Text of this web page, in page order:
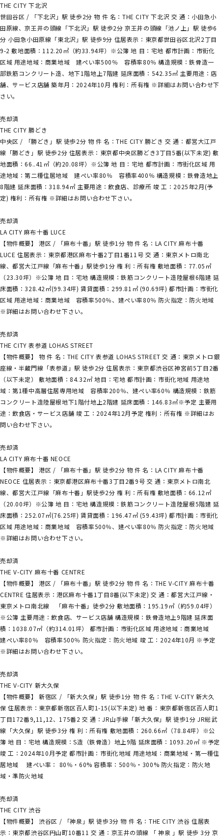
THE CITY 下北沢
世田谷区 / 「下北沢」駅 徒歩2分 物 件 名：THE CITY 下北沢 交 通：小田急小
田原線、京王井の頭線「下北沢」駅 徒歩2分 京王井の頭線「池ノ上」駅 徒歩6
分 小田急小田原線「東北沢」駅 徒歩9分 住居表示：東京都世田谷区北沢2丁目
9-2 敷地面積：112.20㎡（約33.94坪）※公簿 地 目：宅地 都市計画：市街化
区域 用途地域：商業地域 建ぺい率500％ 容積率80％ 構造規模：鉄骨造一
部鉄筋コンクリート造、地下1階地上7階建 延床面積：542.35㎡ 主要用途：店
舗、サービス店舗 築年月：2024年10月 権利：所有権 ※詳細はお問い合わせ下
さい。
売却済
THE CITY 勝どき
中央区 / 「勝どき」駅 徒歩2分 物 件 名：THE CITY 勝どき 交 通：都営大江戸
線「勝どき」駅 徒歩2分 住居表示：東京都中央区勝どき3丁目5番(以下未定) 敷
地面積：66..41㎡（約20.08坪）※公簿 地 目：宅地 都市計画：市街化区域 用
途地域：第二種住居地域 建ぺい率80％ 容積率400％ 構造規模：鉄骨造地上
8階建 延床面積：318.94㎡ 主要用途：飲食店、診療所 竣 工：2025年2月(予
定) 権利：所有権 ※詳細はお問い合わせ下さい。
売却済
LA CITY 麻布十番 LUCE
【物件概要】 港区 / 「麻布十番」駅 徒歩1分 物 件 名：LA CITY 麻布十番
LUCE 住居表示：東京都港区麻布十番2丁目1番11号 交 通：東京メトロ南北
線、都営大江戸線「麻布十番」駅徒歩1分 権 利：所有権 敷地面積：77.05㎡
（23.30坪）※公簿 地 目：宅地 構造規模：鉄筋コンクリート造陸屋根6階建 延
床面積：328.42㎡(99.34坪) 賃貸面積：299.81㎡ (90.69坪) 都市計画：市街化
区域 用途地域：商業地域 容積率500％、建ぺい率80％ 防火指定：防火地域
※詳細はお問い合わせ下さい。
売却済
THE CITY 表参道 LOHAS STREET
【物件概要】 物 件 名：THE CITY 表参道 LOHAS STREET 交 通：東京メトロ銀
座線・半蔵門線「表参道」駅 徒歩2分 住居表示：東京都渋谷区神宮前5丁目2番
（以下未定） 敷地面積：84.32㎡ 地目：宅地 都市計画：市街化地域 用途地
域：第1種中高層住居専用地域 容積率200％、建ぺい率60％ 構造規模：鉄筋
コンクリート造陸屋根地下1階付地上2階建 延床面積：146.83㎡※予定 主要用
途：飲食店・サービス店舗 竣 工：2024年12月予定 権利：所有権 ※詳細はお
問い合わせ下さい。
売却済
LA CITY 麻布十番 NEOCE
【物件概要】 港区 / 「麻布十番」駅 徒歩2分 物 件 名：LA CITY 麻布十番
NEOCE 住居表示：東京都港区麻布十番3丁目2番9号 交 通：東京メトロ南北
線、都営大江戸線「麻布十番」駅徒歩2分 権 利：所有権 敷地面積：66.12㎡
（20.00坪）※公簿 地 目：宅地 構造規模：鉄筋コンクリート造陸屋根5階建 延
床面積：252.07㎡(76.25坪) 賃貸面積：196.47㎡ (59.43坪) 都市計画：市街化
区域 用途地域：商業地域 容積率500％、建ぺい率80％ 防火指定：防火地域
※詳細はお問い合わせ下さい。
売却済
THE V-CITY 麻布十番 CENTRE
【物件概要】 港区 / 「麻布十番」駅 徒歩2分 物 件 名：THE V-CITY 麻布十番
CENTRE 住居表示：港区麻布十番1丁目8番(以下未定) 交 通：都営大江戸線・
東京メトロ南北線 「麻布十番」徒歩2分 敷地面積：195.19㎡（約59.04坪）
※公簿 主要用途：飲食店、サービス店舗 構造規模：鉄骨造地上9階建 延床面
積：1038.07㎡（約314.01坪） 都市計画：市街化区域 用途地域：商業地域
建ぺい率80％ 容積率500％ 防火指定：防火地域 竣 工：2024年10月 ※予定
※詳細はお問い合わせ下さい。
売却済
THE V-CITY 新大久保
【物件概要】 新宿区 / 「新大久保」駅 徒歩1分 物 件 名：THE V-CITY 新大久
保 住居表示：東京都新宿区百人町1-15(以下未定) 地 番：東京都新宿区百人町1
丁目172番9,11,12、175番2 交 通：JR山手線「新大久保」駅 徒歩1分 JR総武
線「大久保」駅 徒歩3分 権 利：所有権 敷地面積：260.66㎡（78.84坪）※公
簿 地 目：宅地 構造規模：S造（鉄骨造）地上9階 延床面積：1093.20㎡ ※予定
竣 工：2024年10月予定 都市計画：市街化地域 用途地域：商業地域・第一種住
居地域 建ぺい率： 80％・60% 容積率：500％・300% 防火指定：防火地
域・準防火地域
売却済
THE CITY 渋谷
【物件概要】 渋谷区 / 「神泉」駅 徒歩3分 物 件 名：THE CITY 渋谷 住居表
示：東京都渋谷区円山町10番11 交 通：京王井の頭線 「 神泉 」駅 徒歩 3分 京